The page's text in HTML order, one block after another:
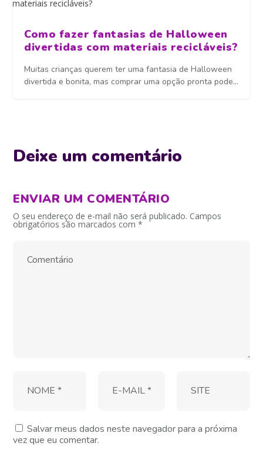
Como fazer fantasias de Halloween
divertidas com materiais recicláveis?
Muitas crianças querem ter uma fantasia de Halloween
divertida e bonita, mas comprar uma opção pronta pode...
Deixe um comentário
ENVIAR UM COMENTÁRIO
O seu endereço de e-mail não será publicado. Campos
obrigatórios são marcados com*
Salvar meus dados neste navegador para a próxima
vez que eu comentar.